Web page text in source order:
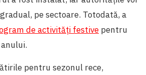
pe sectoare. Totodată, a
de activități festive pentru
pentru sezonul rece,